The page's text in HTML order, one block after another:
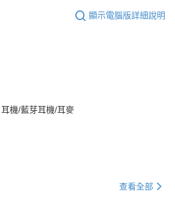
顯示電腦版詳細說明
耳機/藍芽耳機/耳麥
查看全部